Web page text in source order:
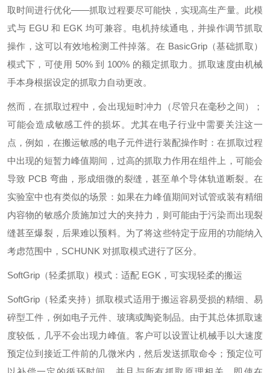
取时间进行优化——抓取过程要尽可能快，实现高生产量。此模
式与 EGU 和 EGK 均可兼容。电机持续通电，并操作调节抓取
操作，这可以有效地检测工件掉落。在 BasicGrip（基础抓取）
模式下，可使用 50% 到 100% 的额定抓取力。抓取速度由机械
手本身根据设定的抓取力自动更改。
然而，在抓取过程中，会出现短时冲力（尽管只在毫秒之间）；
可能会造成敏感工件的损坏。尤其在电子行业中需要关注这一
点，例如，在搬运敏感的电子元件进行装配操作时：在抓取过程
中出现的短暂力峰值期间，过高的抓取力作用在组件上，可能会
导致 PCB 弯曲，形成细微的裂缝，甚至单个导体轨道断裂。在
实验室中也有类似的场景：如果在力峰值期间对试管或装有精细
内容物的敏感介质施加过大的夹持力，则可能由于污染而出现裂
缝甚至爆裂，后果难以预料。为了将这些特定于应用的功能纳入
考虑范围中，SCHUNK 对抓取模式进行了区分。
SoftGrip（轻柔抓取）模式：适配 EGK，可实现轻柔的搬运
SoftGrip（轻柔夹持）抓取模式适用于搬运容易受损的精细、易
碎型工件，例如电子元件、玻璃或陶瓷制品。由于其总体抓取速
度较低，几乎不会出现力峰值。客户可以设置让机械手以大速度
预定位到接近工件前的几微米内，然后发送抓取命令；预定位可